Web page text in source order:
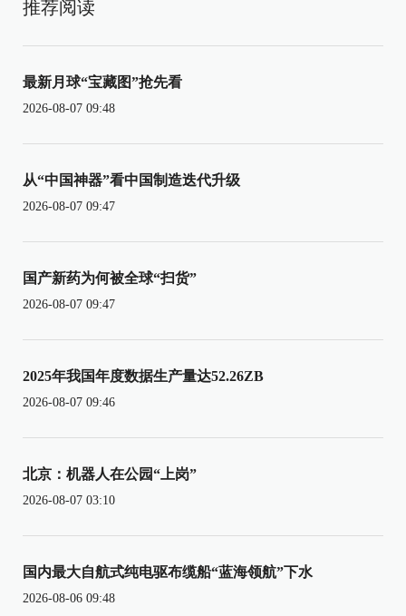
推荐阅读
最新月球“宝藏图”抢先看
2026-08-07 09:48
从“中国神器”看中国制造迭代升级
2026-08-07 09:47
国产新药为何被全球“扫货”
2026-08-07 09:47
2025年我国年度数据生产量达52.26ZB
2026-08-07 09:46
北京：机器人在公园“上岗”
2026-08-07 03:10
国内最大自航式纯电驱布缆船“蓝海领航”下水
2026-08-06 09:48